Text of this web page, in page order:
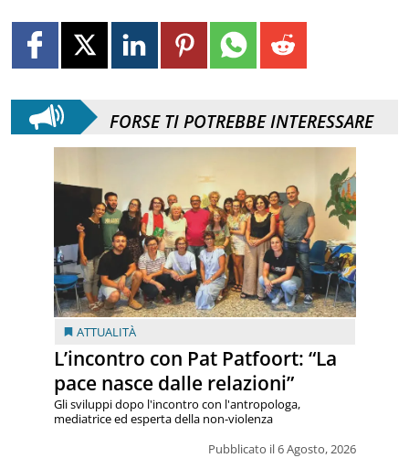
FORSE TI POTREBBE INTERESSARE
ATTUALITÀ
L’incontro con Pat Patfoort: “La
pace nasce dalle relazioni”
Pubblicato il 6 Agosto, 2026
Gli sviluppi dopo l'incontro con l'antropologa,
mediatrice ed esperta della non-violenza